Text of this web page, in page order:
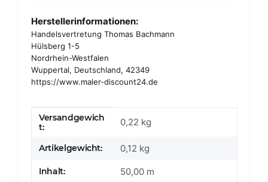
Herstellerinformationen:
Handelsvertretung Thomas Bachmann
Hülsberg 1-5
Nordrhein-Westfalen
Wuppertal, Deutschland, 42349
https://www.maler-discount24.de
Produkteigenschaft
Wert
Versandgewich
t:
0,22 kg
Artikelgewicht: 0,12 kg
Inhalt: 50,00 m